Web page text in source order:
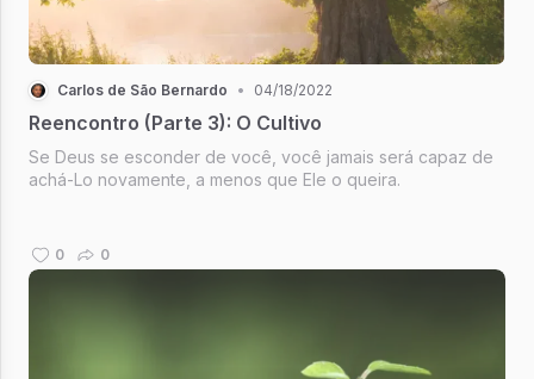
Carlos de São Bernardo • 04/18/2022
Reencontro (Parte 3): O Cultivo
Se Deus se esconder de você, você jamais será capaz de
achá-Lo novamente, a menos que Ele o queira.
0 0